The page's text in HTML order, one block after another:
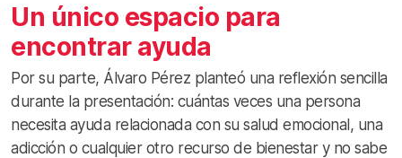
Un único espacio para
encontrar ayuda
Por su parte, Álvaro Pérez planteó una reflexión sencilla
durante la presentación: cuántas veces una persona
necesita ayuda relacionada con su salud emocional, una
adicción o cualquier otro recurso de bienestar y no sabe